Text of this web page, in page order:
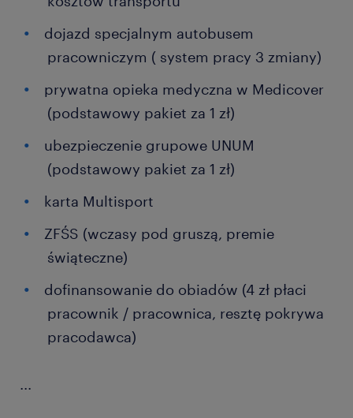
dojazd specjalnym autobusem
pracowniczym ( system pracy 3 zmiany)
prywatna opieka medyczna w Medicover
(podstawowy pakiet za 1 zł)
ubezpieczenie grupowe UNUM
(podstawowy pakiet za 1 zł)
karta Multisport
ZFŚS (wczasy pod gruszą, premie
świąteczne)
dofinansowanie do obiadów (4 zł płaci
pracownik / pracownica, resztę pokrywa
pracodawca)
...